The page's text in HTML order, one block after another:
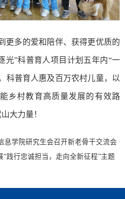
更多的爱和陪伴、获得更优质的
光”科普育人项目计划五年内“一
科普育人惠及百万农村儿童，以
乡村教育高质量发展的有效路
大力量！
息学院研究生会​召开新老骨干交流会
“践行忠诚担当，走向全新征程”主题